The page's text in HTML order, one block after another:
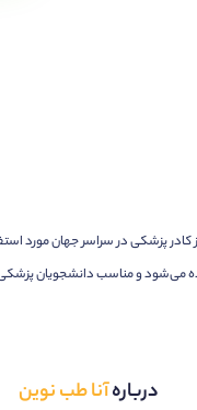
توسط میلیون‌ها نفر از کادر پزشکی در
می‌شود و مناسب دانشجویان
دربارهآنا طب نوین